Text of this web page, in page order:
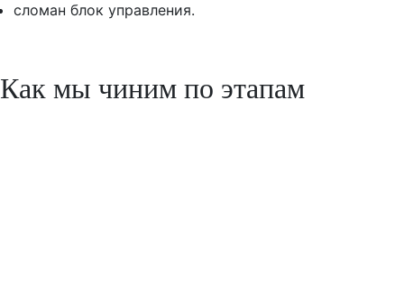
сломан блок управления.
Как мы чиним по этапам